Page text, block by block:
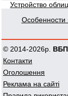
Устройство
Особенности
© 2014-2026р. ВБП
Контакти
Оголошення
Реклама на сайті